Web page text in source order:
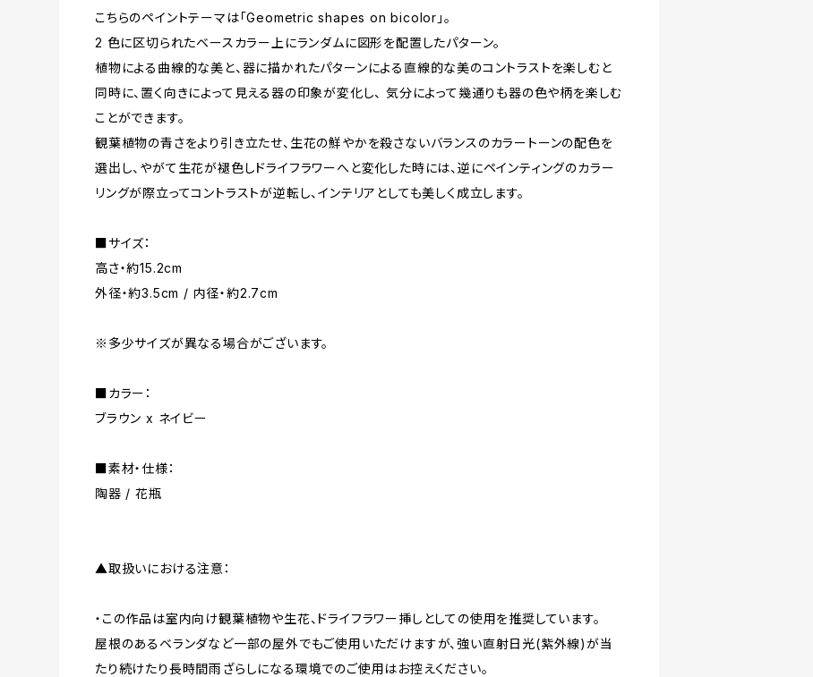
こちらのペイントテーマは「Geometric shapes on bicolor」。
2 色に区切られたベースカラー上にランダムに図形を配置したパターン。
植物による曲線的な美と、器に描かれたパターンによる直線的な美のコントラストを楽しむと
同時に、置く向きによって見える器の印象が変化し、 気分によって幾通りも器の色や柄を楽しむ
ことができます。
観葉植物の青さをより引き立たせ、生花の鮮やかを殺さないバランスのカラートーンの配色を
選出し、やがて生花が褪色しドライフラワーへと変化した時には、逆にペインティングのカラー
リングが際立ってコントラストが逆転し、インテリアとしても美しく成立します。
■サイズ：
高さ・約15.2cm
外径・約3.5cm / 内径・約2.7cm
※多少サイズが異なる場合がございます。
■カラー：
ブラウン x ネイビー
■素材・仕様：
陶器 / 花瓶
▲取扱いにおける注意：
・この作品は室内向け観葉植物や生花、ドライフラワー挿しとしての使用を推奨しています。
屋根のあるベランダなど一部の屋外でもご使用いただけますが、強い直射日光(紫外線)が当
たり続けたり長時間雨ざらしになる環境でのご使用はお控えください。